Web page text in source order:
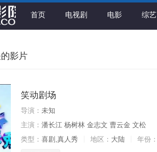
首页 电视剧 电影 综艺
影片
笑动剧场
导演： 未知
主演： 潘长江 杨树林 金志文 曹云金 文松
类型： 喜剧,真人秀 地区： 大陆 年份：